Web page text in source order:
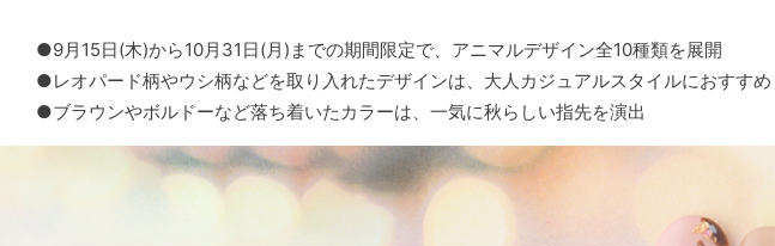
●9月15日(木)から10月31日(月)までの期間限定で、アニマルデザイン全10種類を展開
●レオパード柄やウシ柄などを取り入れたデザインは、大人カジュアルスタイルにおすすめ
●ブラウンやボルドーなど落ち着いたカラーは、一気に秋らしい指先を演出